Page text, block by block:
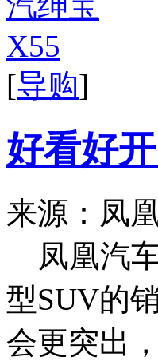
[导购]
好看好
来源：凤
凤凰汽
型SUV的
会更突出